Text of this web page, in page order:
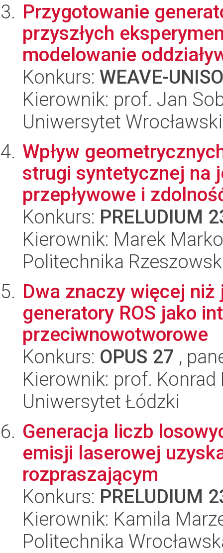
Przygotowanie
przyszłych
modelowanie
Konkurs: WEAVE-
Kierownik: prof. Jan
Uniwersytet Wrocławski
Wpływ
strugi syntetycznej na
przepływowe i
Konkurs: PRELUDIUM
Kierownik: Marek
Politechnika
Dwa znaczy więcej
generatory ROS jako
przeciwnowotworowe
Konkurs: OPUS 27 ,
Kierownik: prof.
Uniwersytet Łódzki
Generacja liczb
emisji laserowej
rozpraszającym
Konkurs: PRELUDIUM
Kierownik: Kamila
Politechnika